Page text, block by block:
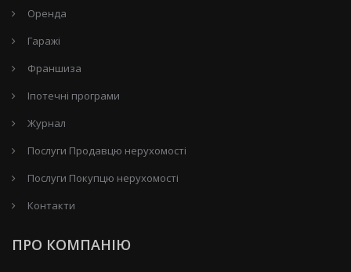
Оренда
Гаражі
Франшиза
Іпотечні програми
Журнал
Послуги Продавцю нерухомості
Послуги Покупцю нерухомості
Контакти
ПРО КОМПАНІЮ